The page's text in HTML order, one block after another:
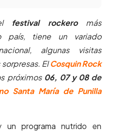
festival rockeromás
país, tiene un variado
algunas visitas
ElCosquin Rock
próximos 06, 07 y 08 de
Santa María de Punilla
un programa nutrido en